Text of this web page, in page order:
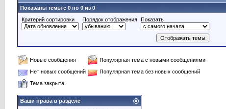
Показаны темы с 0 по 0 из 0
Критерий сортировки
Порядок отображения Показать
Новые сообщения
Популярная тема с новыми сообщениями
Нет новых сообщений
Популярная тема без новых сообщений
Тема закрыта
Ваши права в разделе